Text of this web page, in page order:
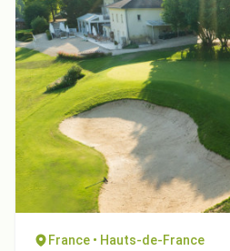
France • Hauts-de-France